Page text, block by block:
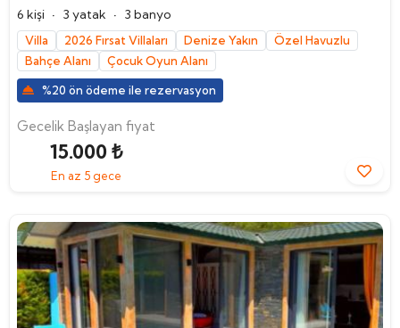
6 kişi · 3 yatak · 3 banyo
Villa 2026 Fırsat Villaları Denize Yakın
Özel Havuzlu
Bahçe Alanı
Çocuk Oyun Alanı
%20 ön ödeme ile rezervasyon
Gecelik Başlayan fiyat
15.000 ₺
En az 5 gece